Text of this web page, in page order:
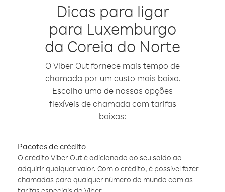
Dicas para ligar
para Luxemburgo
da Coreia do Norte
O Viber Out fornece mais tempo de
chamada por um custo mais baixo.
Escolha uma de nossas opções
flexíveis de chamada com tarifas
baixas:
Pacotes de crédito
O crédito Viber Out é adicionado ao seu saldo ao
adquirir qualquer valor. Com o crédito, é possível fazer
chamadas para qualquer número do mundo com as